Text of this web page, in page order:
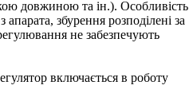
довжиною та ін.). Особливість
збурення розподілені за
не забезпечують
включається в роботу